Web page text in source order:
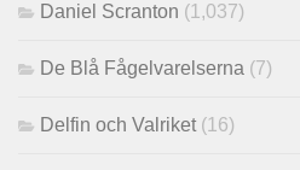
Daniel Scranton (1,037)
De Blå Fågelvarelserna (7)
Delfin och Valriket(16)